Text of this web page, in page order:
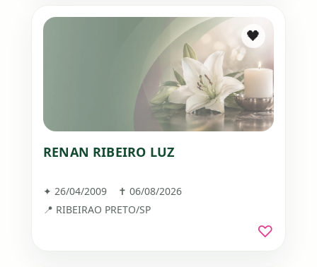
🖤
RENAN RIBEIRO LUZ
✦ 26/04/2009 ✝ 06/08/2026
📍 RIBEIRAO PRETO/SP
♡